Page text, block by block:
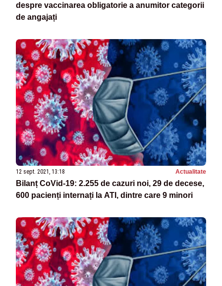
despre vaccinarea obligatorie a anumitor categorii
de angajați
12 sept. 2021, 13:18 Actualitate
Bilanț CoVid-19: 2.255 de cazuri noi, 29 de decese,
600 pacienți internați la ATI, dintre care 9 minori